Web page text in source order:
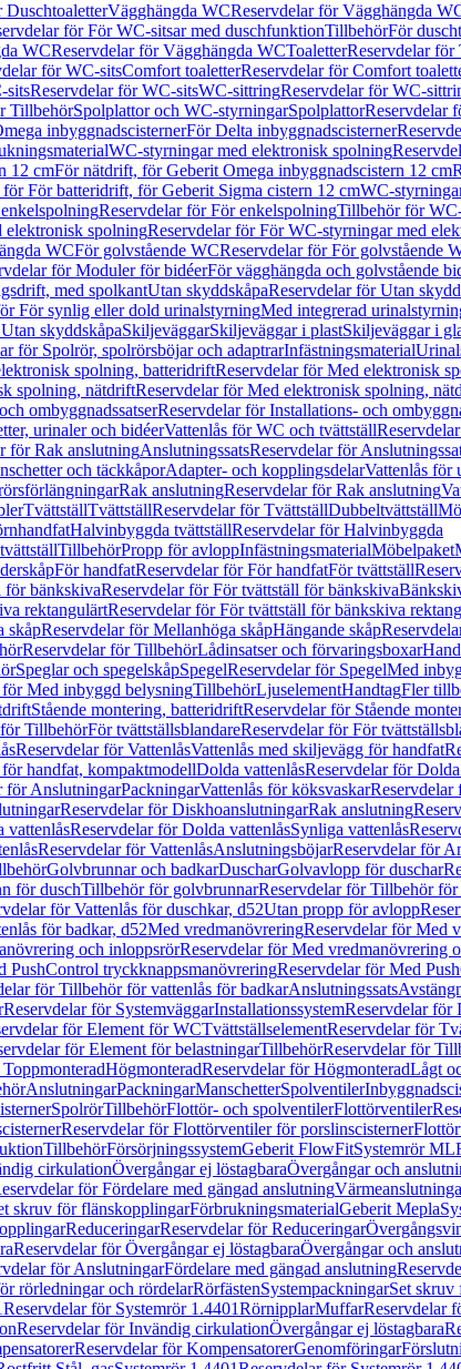
DuschtoaletterVägghängda WCReservdelar för Vägghängda
för För WC-sitsar med duschfunktionTillbehörFör
WCReservdelar för Vägghängda WCToaletterReservdelar för
för WC-sitsComfort toaletterReservdelar för Comfort
sitsReservdelar för WC-sitsWC-sittringReservdelar för WC-
TillbehörSpolplattor och WC-styrningarSpolplattorReservdelar
inbyggnadscisternerFör Delta inbyggnadscisterner
WC-styrningar med elektronisk spolning
12 cmFör nätdrift, för Geberit Omega inbyggnadscistern 12 cm
för För batteridrift, för Geberit Sigma cistern 12 cmWC-
Reservdelar för För enkelspolningTillbehör för
elektronisk spolningReservdelar för För WC-styrningar med
WCFör golvstående WCReservdelar för För golvstående
för Moduler för bidéerFör vägghängda och golvstående
med spolkantUtan skyddskåpaReservdelar för Utan
För synlig eller dold urinalstyrningMed integrerad
skyddskåpaSkiljeväggarSkiljeväggar i plastSkiljeväggar i
för Spolrör, spolrörsböjar och adaptrarInfästningsmaterial
spolning, batteridriftReservdelar för Med elektronisk
spolning, nätdriftReservdelar för Med elektronisk spolning,
ombyggnadssatserReservdelar för Installations- och
urinaler och bidéerVattenlås för WC och tvättställ
för Rak anslutningAnslutningssatsReservdelar för
och täckkåporAdapter- och kopplingsdelarVattenlås för
Rak anslutningReservdelar för Rak anslutning
TvättställTvättställReservdelar för TvättställDubbeltvättställ
Halvinbyggda tvättställReservdelar för Halvinbyggda
TillbehörPropp för avloppInfästningsmaterialMöbelpaket
För handfatReservdelar för För handfatFör tvättställ
för bänkskivaReservdelar för För tvättställ för bänkskiva
rektangulärtReservdelar för För tvättställ för bänkskiva
skåpReservdelar för Mellanhöga skåpHängande skåp
Reservdelar för TillbehörLådinsatser och förvaringsboxar
Speglar och spegelskåpSpegelReservdelar för SpegelMed
för Med inbyggd belysningTillbehörLjuselementHandtagFler
Stående montering, batteridriftReservdelar för Stående
TillbehörFör tvättställsblandareReservdelar för För
Reservdelar för VattenlåsVattenlås med skiljevägg för handfat
handfat, kompaktmodellDolda vattenlåsReservdelar för
för AnslutningarPackningarVattenlås för köksvaskarReservdelar
Reservdelar för DiskhoanslutningarRak anslutning
vattenlåsReservdelar för Dolda vattenlåsSynliga vattenlås
Reservdelar för VattenlåsAnslutningsböjarReservdelar för
Golvbrunnar och badkarDuscharGolvavlopp för duschar
för duschTillbehör för golvbrunnarReservdelar för Tillbehör
för Vattenlås för duschkar, d52Utan propp för avlopp
för badkar, d52Med vredmanövreringReservdelar för Med
och inloppsrörReservdelar för Med vredmanövrering
PushControl tryckknappsmanövreringReservdelar för Med
för Tillbehör för vattenlås för badkarAnslutningssats
Reservdelar för SystemväggarInstallationssystemReservdelar för
för Element för WCTvättställselementReservdelar för
för Element för belastningarTillbehörReservdelar för
HögmonteradReservdelar för HögmonteradLågt
AnslutningarPackningarManschetterSpolventiler
SpolrörTillbehörFlottör- och spolventilerFlottörventiler
Reservdelar för Flottörventiler för porslinscisterner
TillbehörFörsörjningssystemGeberit FlowFitSystemrör ML
cirkulationÖvergångar ej löstagbaraÖvergångar och
för Fördelare med gängad anslutning
skruv för flänskopplingarFörbrukningsmaterialGeberit Mepla
ReduceringarReservdelar för Reduceringar
Reservdelar för Övergångar ej löstagbaraÖvergångar och
för AnslutningarFördelare med gängad anslutning
rörledningar och rördelarRörfästenSystempackningarSet skruv
Reservdelar för Systemrör 1.4401RörnipplarMuffarReservdelar
Reservdelar för Invändig cirkulationÖvergångar ej löstagbara
Reservdelar för KompensatorerGenomföringar